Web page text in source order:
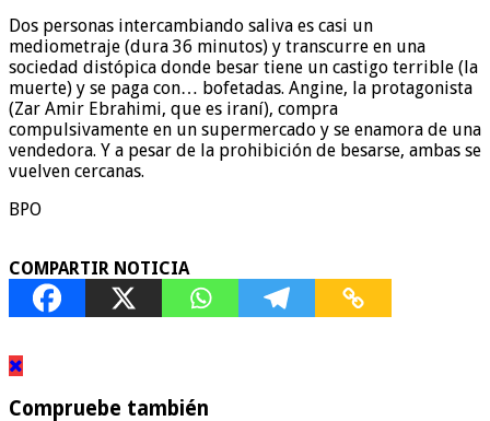
Dos personas intercambiando saliva es casi un
mediometraje (dura 36 minutos) y transcurre en una
sociedad distópica donde besar tiene un castigo terrible (la
muerte) y se paga con… bofetadas. Angine, la protagonista
(Zar Amir Ebrahimi, que es iraní), compra
compulsivamente en un supermercado y se enamora de una
vendedora. Y a pesar de la prohibición de besarse, ambas se
vuelven cercanas.
BPO
COMPARTIR NOTICIA
Compruebe también